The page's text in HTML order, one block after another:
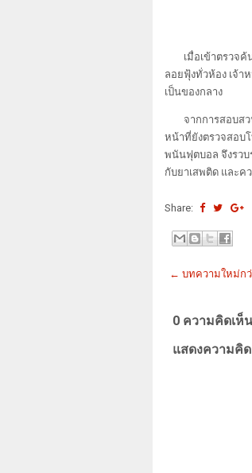
เมื่อเข้าตรวจ
ลอยฟุ้งทั่วห้อง เจ้า
เป็นของกลาง
จากการสอบส
หน้าที่ยังตรวจสอบ
พนันฟุตบอล จึงรว
กับยาเสพติด และ
Share:
← บทความใหม่ก
0 ความคิดเห็
แสดงความคิ